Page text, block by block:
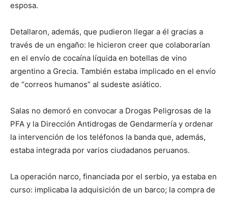
esposa.
Detallaron, además, que pudieron llegar a él gracias a
través de un engaño: le hicieron creer que colaborarían
en el envío de cocaína líquida en botellas de vino
argentino a Grecia. También estaba implicado en el envío
de “correos humanos” al sudeste asiático.
Salas no demoró en convocar a Drogas Peligrosas de la
PFA y la Dirección Antidrogas de Gendarmería y ordenar
la intervención de los teléfonos la banda que, además,
estaba integrada por varios ciudadanos peruanos.
La operación narco, financiada por el serbio, ya estaba en
curso: implicaba la adquisición de un barco; la compra de